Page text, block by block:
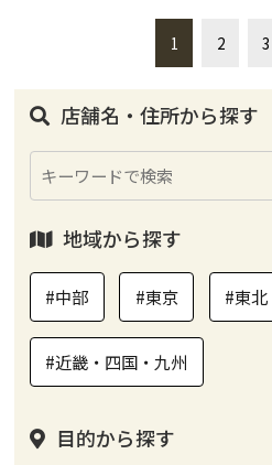
1 2 3
店舗名・住所から探す
地域から探す
#中部 #東京 #東北
#近畿・四国・九州
目的から探す